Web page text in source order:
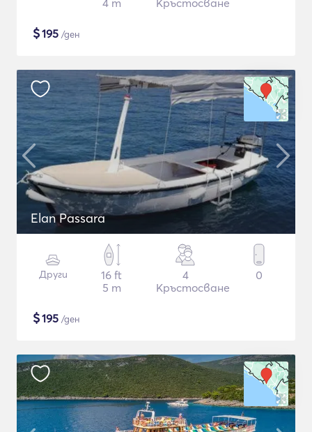
4 m
Кръстосване
$195 /ден
Elan Passara
Други
16 ft
5 m
4
Кръстосване
0
$195 /ден